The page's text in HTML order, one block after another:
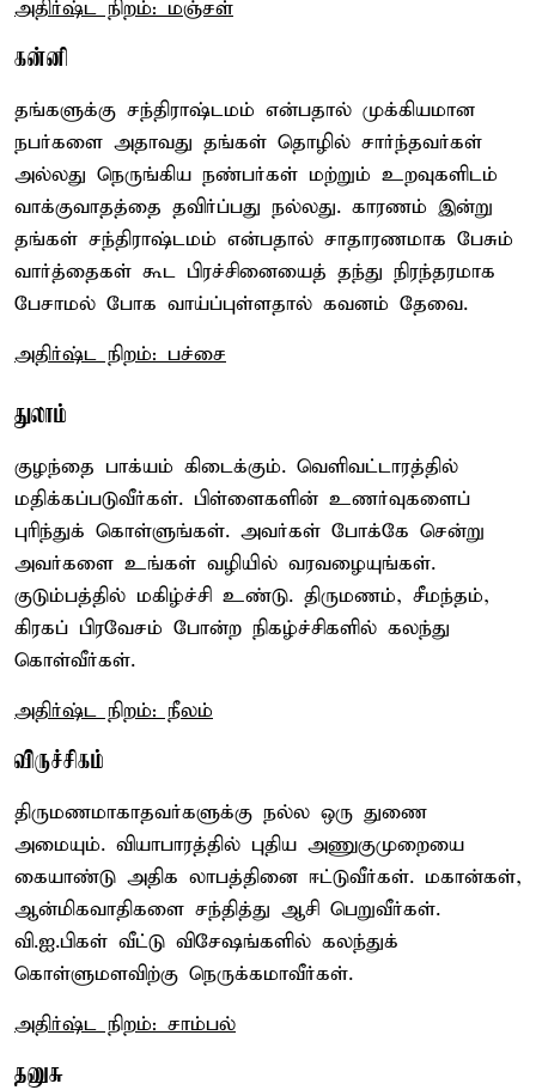
அதிர்ஷ்ட நிறம்: மஞ்சள்
கன்னி
தங்களுக்கு சந்திராஷ்டமம் என்பதால் முக்கியமான
நபர்களை அதாவது தங்கள் தொழில் சார்ந்தவர்கள்
அல்லது நெருங்கிய நண்பர்கள் மற்றும் உறவுகளிடம்
வாக்குவாதத்தை தவிர்ப்பது நல்லது. காரணம் இன்று
தங்கள் சந்திராஷ்டமம் என்பதால் சாதாரணமாக பேசும்
வார்த்தைகள் கூட பிரச்சினையைத் தந்து நிரந்தரமாக
பேசாமல் போக வாய்ப்புள்ளதால் கவனம் தேவை.
அதிர்ஷ்ட நிறம்: பச்சை
துலாம்
குழந்தை பாக்யம் கிடைக்கும். வெளிவட்டாரத்தில்
மதிக்கப்படுவீர்கள். பிள்ளைகளின் உணர்வுகளைப்
புரிந்துக் கொள்ளுங்கள். அவர்கள் போக்கே சென்று
அவர்களை உங்கள் வழியில் வரவழையுங்கள்.
குடும்பத்தில் மகிழ்ச்சி உண்டு. திருமணம், சீமந்தம்,
கிரகப் பிரவேசம் போன்ற நிகழ்ச்சிகளில் கலந்து
கொள்வீர்கள்.
அதிர்ஷ்ட நிறம்: நீலம்
விருச்சிகம்
திருமணமாகாதவர்களுக்கு நல்ல ஒரு துணை
அமையும். வியாபாரத்தில் புதிய அணுகுமுறையை
கையாண்டு அதிக லாபத்தினை ஈட்டுவீர்கள். மகான்கள்,
ஆன்மிகவாதிகளை சந்தித்து ஆசி பெறுவீர்கள்.
வி.ஐ.பிகள் வீட்டு விசேஷங்களில் கலந்துக்
கொள்ளுமளவிற்கு நெருக்கமாவீர்கள்.
அதிர்ஷ்ட நிறம்: சாம்பல்
தனுசு